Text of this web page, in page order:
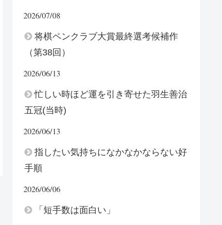
2026/07/08
将棋ペンクラブ大賞最終選考候補作
（第38回）
2026/06/13
忙しい時ほど運を引き寄せた羽生善治
五冠(当時)
2026/06/13
指したい気持ちになかなかならない好
手順
2026/06/06
「短手数は面白い」